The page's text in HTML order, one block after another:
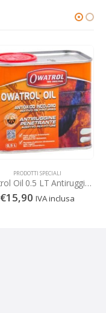
PRODOTTI SPECIALI
Owatrol Oil 0.5 LT Antiruggine Penetrante, additivo per pitture
€15,90 IVA inclusa